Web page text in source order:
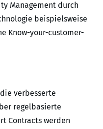
Management durch
beispielsweise
Know-your-customer-
verbesserte
regelbasierte
Contracts werden